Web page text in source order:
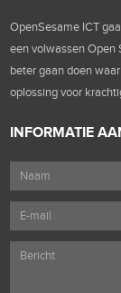
OpenSesame ICT
een volwassen Open
beter gaan doen
oplossing voor
INFORMATIE